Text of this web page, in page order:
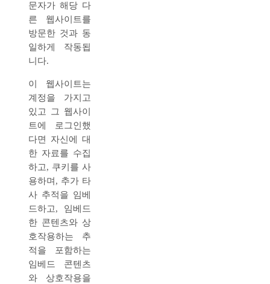
문자가 해당 다
른 웹사이트를
방문한 것과 동
일하게 작동됩
니다.
이 웹사이트는
계정을 가지고
있고 그 웹사이
트에 로그인했
다면 자신에 대
한 자료를 수집
하고, 쿠키를 사
용하며, 추가 타
사 추적을 임베
드하고, 임베드
한 콘텐츠와 상
호작용하는 추
적을 포함하는
임베드 콘텐츠
와 상호작용을